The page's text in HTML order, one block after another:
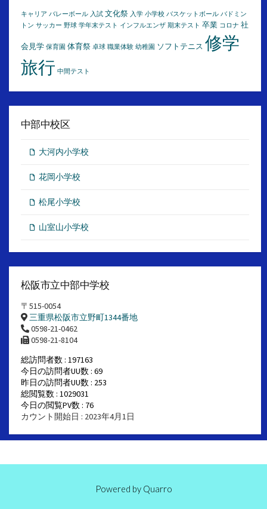
キャリア バレーボール 入試 文化祭 入学 小学校 バスケットボール バドミン
トン サッカー 野球 学年末テスト インフルエンザ 期末テスト 卒業 コロナ 社
会見学 保育園 体育祭 卓球 職業体験 幼稚園 ソフトテニス 修学
旅行 中間テスト
中部中校区
大河内小学校
花岡小学校
松尾小学校
山室山小学校
松阪市立中部中学校
〒515-0054
三重県松阪市立野町1344番地
0598-21-0462
0598-21-8104
総訪問者数 : 197163
今日の訪問者UU数 : 69
昨日の訪問者UU数 : 253
総閲覧数 : 1029031
今日の閲覧PV数 : 76
カウント開始日 : 2023年4月1日
Powered by Quarro